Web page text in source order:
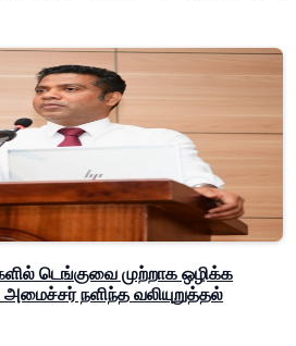
டெங்குவை முற்றாக ஒழிக்க
நளிந்த வலியுறுத்தல்